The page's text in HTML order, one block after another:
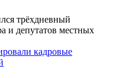
трёхдневный
и депутатов местных